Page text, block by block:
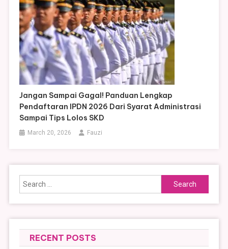
Jangan Sampai Gagal! Panduan Lengkap
Pendaftaran IPDN 2026 Dari Syarat Administrasi
Sampai Tips Lolos SKD
March 20, 2026 Fauzi
Search
for:
RECENT POSTS